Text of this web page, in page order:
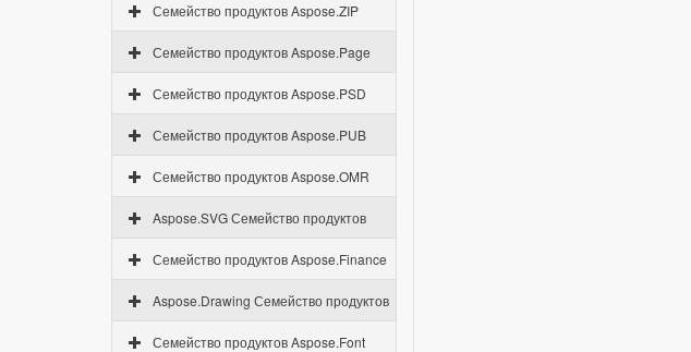
Семейство продуктов Aspose.ZIP
Семейство продуктов Aspose.Page
Семейство продуктов Aspose.PSD
Семейство продуктов Aspose.PUB
Семейство продуктов Aspose.OMR
Aspose.SVG Семейство продуктов
Семейство продуктов Aspose.Finance
Aspose.Drawing Семейство продуктов
Семейство продуктов Aspose.Font